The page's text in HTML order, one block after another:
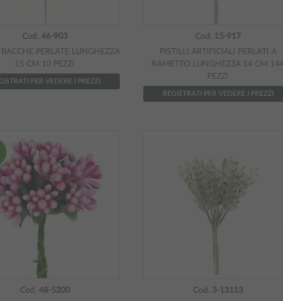
Cod. 46-903
PERLATE LUNGHEZZA
15 CM 10 PEZZI
PER VEDERE I PREZZI
Cod. 15-917
PISTILLI ARTIFICIALI PERLATI A
RAMETTO LUNGHEZZA 14 CM 144
PEZZI
REGISTRATI PER VEDERE I PREZZI
Cod. 48-5200
Cod. 3-13113